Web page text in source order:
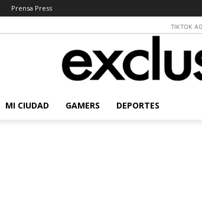
Prensa Press
TIKTOK
MI CIUDAD GAMERS DEPORTES